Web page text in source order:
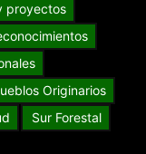
proyectos
Originarios
Sur Forestal